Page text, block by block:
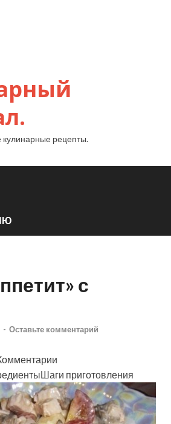
рецепты.
с
- Оставьте комментарий
приготовления